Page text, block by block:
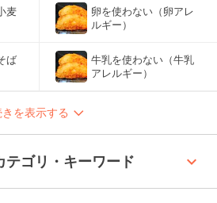
麦
卵を使わない（卵アレ
ルギー）
ば
牛乳を使わない（牛乳
アレルギー）
を表示する
テゴリ・キーワード keyboard_arrow_up